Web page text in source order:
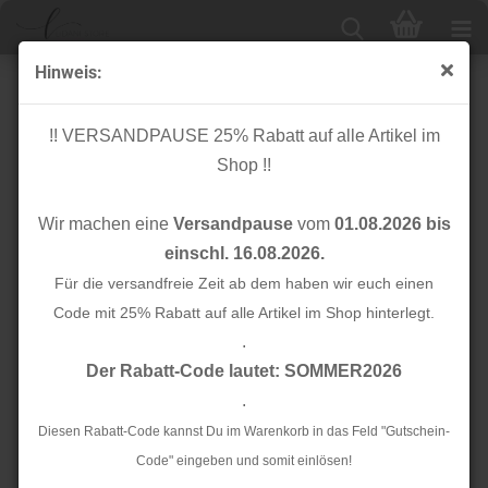
Hinweis:
!! VERSANDPAUSE 25% Rabatt auf alle Artikel im
Shop !!
Wir machen eine Versandpausevom 01.08.2026 bis
einschl. 16.08.2026.
Für die versandfreie Zeit ab dem haben wir euch einen
Code mit 25% Rabatt auf alle Artikel im Shop hinterlegt.
.
Der Rabatt-Code lautet: SOMMER2026
.
Diesen Rabatt-Code kannst Du im Warenkorb in das Feld "Gutschein-
Code" eingeben und somit einlösen!
Crepe - uni - apricot